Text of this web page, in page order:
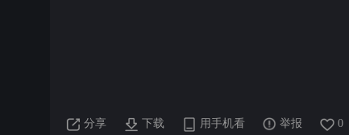
分享 下载 用手机看 举报 0